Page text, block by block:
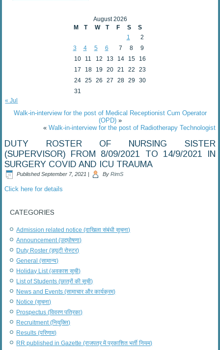
August 2026
M
T W T F S
S
1
2
3
4 5 6 7 8
9
10
11 12 13 14 15
16
17
18 19 20 21 22
23
24 25 26 27 28 29
30
31
« Jul
Walk-in-interview for the post of Medical Receptionist Cum Operator
(OPD)»
« Walk-in-interview for the post of Radiotherapy Technologist
DUTY ROSTER OF NURSING SISTER
(SUPERVISOR) FROM 8/09/2021 TO 14/9/2021 IN
SURGERY COVID AND ICU TRAUMA
Published September 7, 2021 | By RimS
Click here for details
CATEGORIES
Admission related notice (दाखिला संबंधी सूचना)
Announcement (उद्घोषणा)
Duty Roster (ड्यूटी रोस्टर)
General (सामान्य)
Holiday List (अवकाश सूची)
List of Students (छात्रों की सूची)
News and Events (सामाचार और कार्यक्रम)
Notice (सूचना)
Prospectus (विवरण पत्रिका)
Recruitment (नियुक्ति)
Results (परिणाम)
RR published in Gazette (राजपत्र में प्रकाशित भर्ती नियम)